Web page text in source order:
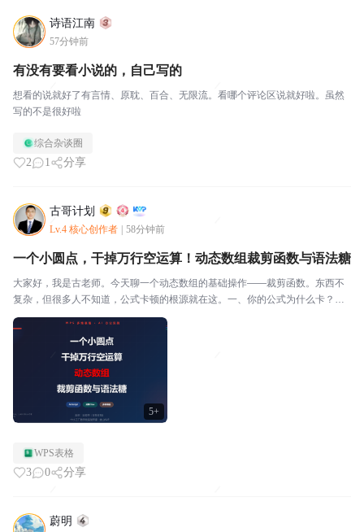
诗语江南
57分钟前
有没有要看小说的，自己写的
想看的说就好了有言情、原耽、百合、无限流。看哪个评论区说就好啦。虽然
写的不是很好啦
综合杂谈圈
2 1 分享
古哥计划
Lv.4 核心创作者 58分钟前
5+
一个小圆点，干掉万行空运算！动态数组裁剪函数与语法糖
大家好，我是古老师。今天聊一个动态数组的基础操作——裁剪函数。东西不
复杂，但很多人不知道，公式卡顿的根源就在这。一、你的公式为什么卡？你
写了个公式，引用 B:B 整列。表格里有效数据就8行。但 SUM(B:B) 会把整列1
04.8576万行全部跑一遍。8行...
WPS表格
3 0 分享
蔚明